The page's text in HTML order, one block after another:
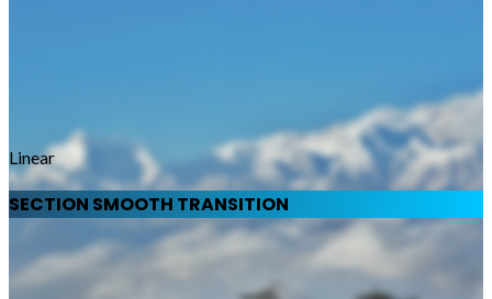
Linear
SECTION SMOOTH TRANSITION